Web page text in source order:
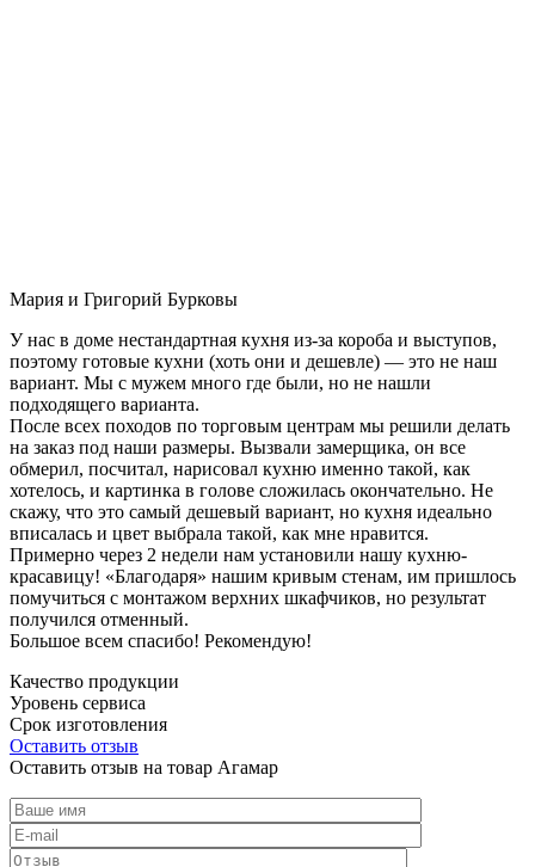
Мария и Григорий Бурковы
У нас в доме нестандартная кухня из-за короба и выступов,
поэтому готовые кухни (хоть они и дешевле) — это не наш
вариант. Мы с мужем много где были, но не нашли
подходящего варианта.
После всех походов по торговым центрам мы решили делать
на заказ под наши размеры. Вызвали замерщика, он все
обмерил, посчитал, нарисовал кухню именно такой, как
хотелось, и картинка в голове сложилась окончательно. Не
скажу, что это самый дешевый вариант, но кухня идеально
вписалась и цвет выбрала такой, как мне нравится.
Примерно через 2 недели нам установили нашу кухню-
красавицу! «Благодаря» нашим кривым стенам, им пришлось
помучиться с монтажом верхних шкафчиков, но результат
получился отменный.
Большое всем спасибо! Рекомендую!
Качество продукции
Уровень сервиса
Срок изготовления
Оставить отзыв
Оставить отзыв на товар Агамар